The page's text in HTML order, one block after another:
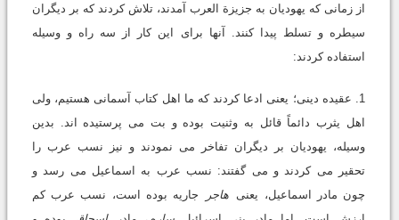
از زمانی که یهودیان به جزیزة العرب آمدند، تلاش کردند که بر دیگران
سیطره و تسلط پیدا کنند. آنها برای این کار از سه راه و وسیله
استفاده کردند:
1. عقیده دینی؛ یعنی ادعا کردند که ما اهل کتاب آسمانی هستیم، ولی
اهل یثرب دائماً قائل به وثنیت بوده و بت می پرستیده اند. بدین
وسیله، یهودیان بر دیگران تفاخر می نمودند و نیز نسب عرب را
تحقیر می کردند و می گفتند: نسب عرب به اسماعیل می رسد و
چون مادر اسماعیل، یعنی هاجر
جاریه بوده است، نسب عرب کم